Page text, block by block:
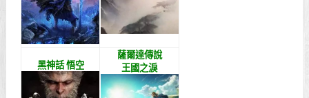
黑神話 悟空
薩爾達傳說
王國之淚